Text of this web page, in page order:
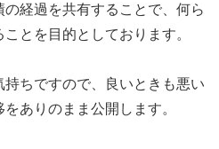
経過を共有することで、何ら
とを目的としております。
ちですので、良いときも悪い
ありのまま公開します。